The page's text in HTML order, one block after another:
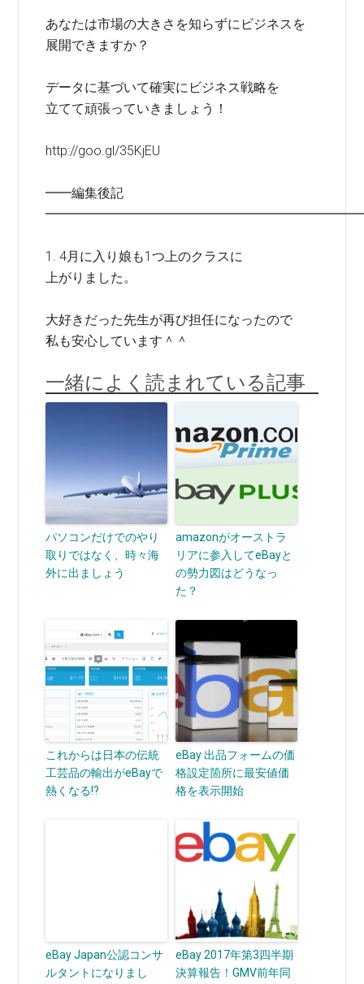
あなたは市場の大きさを知らずにビジネスを
展開できますか？
データに基づいて確実にビジネス戦略を
立てて頑張っていきましょう！
http://goo.gl/35KjEU
━━編集後記
1. 4月に入り娘も1つ上のクラスに
上がりました。
大好きだった先生が再び担任になったので
私も安心しています＾＾
一緒によく読まれている記事
パソコンだけでのやり
取りではなく、時々海
外に出ましょう
amazonがオーストラ
リアに参入してeBayと
の勢力図はどうなっ
た？
これからは日本の伝統
工芸品の輸出がeBayで
熱くなる!?
eBay 出品フォームの価
格設定箇所に最安値価
格を表示開始
eBay Japan公認コンサ
ルタントになりまし
eBay 2017年第3四半期
決算報告！GMV前年同